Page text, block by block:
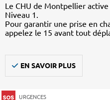
Le CHU de Montpellier
Niveau 1.
Pour garantir une prise en
appelez le 15 avant tout
EN SAVOIR PLUS
URGENCES